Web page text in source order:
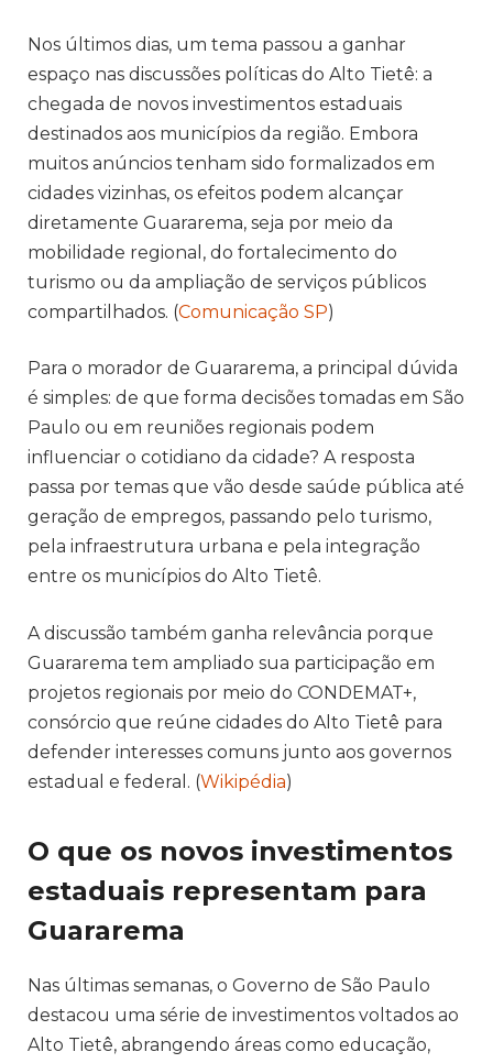
Nos últimos dias, um tema passou a ganhar
espaço nas discussões políticas do Alto Tietê: a
chegada de novos investimentos estaduais
destinados aos municípios da região. Embora
muitos anúncios tenham sido formalizados em
cidades vizinhas, os efeitos podem alcançar
diretamente Guararema, seja por meio da
mobilidade regional, do fortalecimento do
turismo ou da ampliação de serviços públicos
compartilhados. (Comunicação SP)
Para o morador de Guararema, a principal dúvida
é simples: de que forma decisões tomadas em São
Paulo ou em reuniões regionais podem
influenciar o cotidiano da cidade? A resposta
passa por temas que vão desde saúde pública até
geração de empregos, passando pelo turismo,
pela infraestrutura urbana e pela integração
entre os municípios do Alto Tietê.
A discussão também ganha relevância porque
Guararema tem ampliado sua participação em
projetos regionais por meio do CONDEMAT+,
consórcio que reúne cidades do Alto Tietê para
defender interesses comuns junto aos governos
estadual e federal. (Wikipédia)
O que os novos investimentos
estaduais representam para
Guararema
Nas últimas semanas, o Governo de São Paulo
destacou uma série de investimentos voltados ao
Alto Tietê, abrangendo áreas como educação,